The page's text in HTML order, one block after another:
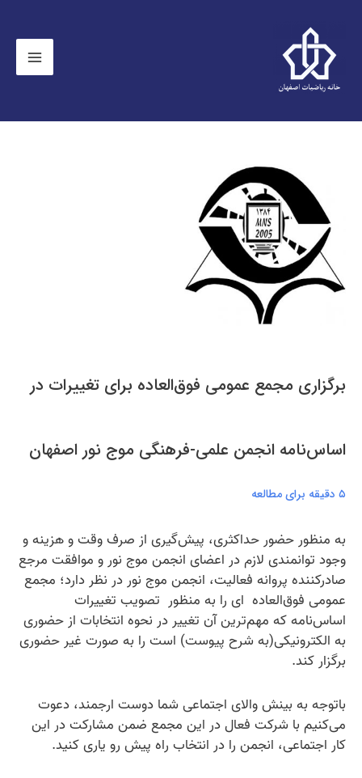
برگزاری مجمع عمومی فوق‌العاده برای تغییرات در
اساس‌نامه انجمن علمی-فرهنگی موج نور اصفهان
۵ دقیقه برای مطالعه
به منظور حضور حداکثری، پیش‌گیری از صرف وقت و هزینه و
وجود توانمندی لازم در اعضای انجمن موج نور و موافقت مرجع
صادرکننده پروانه فعالیت، انجمن موج نور در نظر دارد؛ مجمع
عمومی فوق‌العاده ای را به منظور تصویب تغییرات
اساس‌نامه که مهم‌ترین آن تغییر در نحوه انتخابات از حضوری
به الکترونیکی(به شرح پیوست) است را به صورت غیر حضوری
برگزار کند.
باتوجه به بینش والای اجتماعی شما دوست ارجمند، دعوت
می‌کنیم با شرکت فعال در این مجمع ضمن مشارکت در این
کار اجتماعی، انجمن را در انتخاب راه پیش رو یاری کنید.